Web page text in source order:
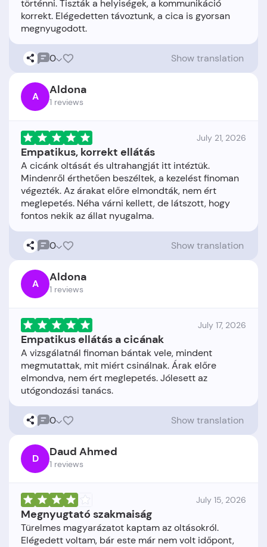
történni. Tiszták a helyiségek, a kommunikáció
korrekt. Elégedetten távoztunk, a cica is gyorsan
0 Show translation
A Aldona
1 reviews
July 21, 2026
Empatikus, korrekt ellátás
A cicánk oltását és ultrahangját itt intéztük.
Mindenről érthetően beszéltek, a kezelést finoman
végezték. Az árakat előre elmondták, nem ért
meglepetés. Néha várni kellett, de látszott, hogy
0 Show translation
A Aldona
1 reviews
July 17, 2026
Empatikus ellátás a cicának
A vizsgálatnál finoman bántak vele, mindent
megmutattak, mit miért csinálnak. Árak előre
elmondva, nem ért meglepetés. Jólesett az
0 Show translation
D Daud Ahmed
1 reviews
July 15, 2026
Megnyugtató szakmaiság
Türelmes magyarázatot kaptam az oltásokról.
Elégedett voltam, bár este már nem volt időpont,